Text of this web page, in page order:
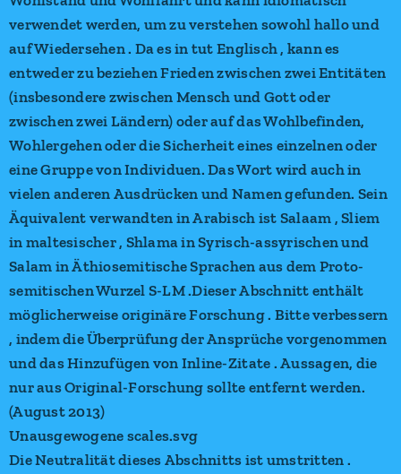
verwendet werden, um zu verstehen sowohl hallo und
auf Wiedersehen . Da es in tut Englisch , kann es
entweder zu beziehen Frieden zwischen zwei Entitäten
(insbesondere zwischen Mensch und Gott oder
zwischen zwei Ländern) oder auf das Wohlbefinden,
Wohlergehen oder die Sicherheit eines einzelnen oder
eine Gruppe von Individuen. Das Wort wird auch in
vielen anderen Ausdrücken und Namen gefunden. Sein
Äquivalent verwandten in Arabisch ist Salaam , Sliem
in maltesischer , Shlama in Syrisch-assyrischen und
Salam in Äthiosemitische Sprachen aus dem Proto-
semitischen Wurzel S-LM .Dieser Abschnitt enthält
möglicherweise originäre Forschung . Bitte verbessern
, indem die Überprüfung der Ansprüche vorgenommen
und das Hinzufügen von Inline-Zitate . Aussagen, die
nur aus Original-Forschung sollte entfernt werden.
(August 2013)
Unausgewogene scales.svg
Die Neutralität dieses Abschnitts ist umstritten .